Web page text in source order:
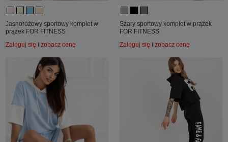
Jasnoróżowy sportowy komplet w
prążek FOR FITNESS
Zaloguj się i zobacz cenę
Szary sportowy komplet w prążek
FOR FITNESS
Zaloguj się i zobacz cenę